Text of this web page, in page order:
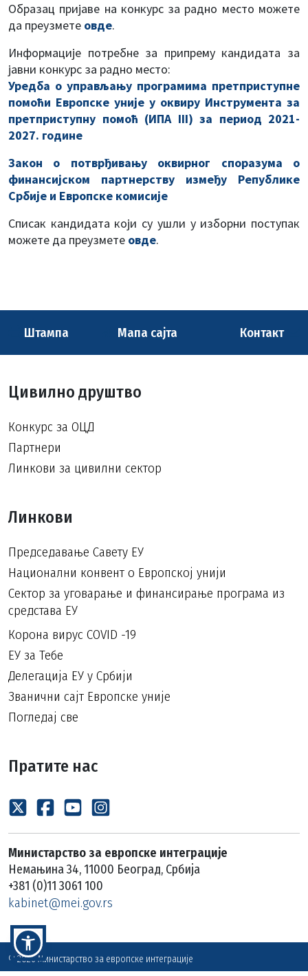
Образац пријавe на конкурс за радно место можете
да преузмете овде.
Информације потребне за припрему кандидата за
јавни конкурс за раднo местo:
Уредба о управљању програмима претприступне
помоћи Европске уније у оквиру Инструмента за
претприступну помоћ (ИПА III) за период 2021-
2027. године
Закон о потврђивању оквирног споразума о
финансијском партнерству између Републике
Србије и Европске комисије
Списак кандидата који су ушли у изборни поступак
можете да преузмете овде.
Штампа Мапа сајта Контакт
Цивилно друштво
Конкурс за ОЦД
Партнери
Линкови за цивилни сектор
Линкови
Председавање Савету ЕУ
Национални конвент о Европској унији
Сектор за уговарање и финансирање програма из
средстава ЕУ
Корона вирус COVID -19
ЕУ за Тебе
Делегација ЕУ у Србији
Званични сајт Европске уније
Погледај све
Пратите нас
Министарство за европске интеграције
Немањина 34, 11000 Београд, Србија
+381 (0)11 3061 100
kabinet@mei.gov.rs
© 2026 Министарство за европске интеграције